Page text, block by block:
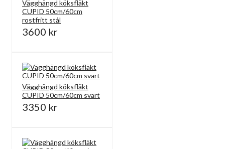
Vägghängd köksfläkt
CUPID 50cm/60cm
rostfritt stål
3600 kr
Vägghängd köksfläkt
CUPID 50cm/60cm svart
3350 kr